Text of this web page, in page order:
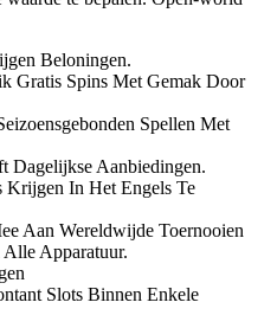
Beloningen.
Gratis Spins Met Gemak Door
Spellen Met
Dagelijkse Aanbiedingen.
Krijgen In Het Engels Te
Aan Wereldwijde Toernooien
Apparatuur.
Slots Binnen Enkele